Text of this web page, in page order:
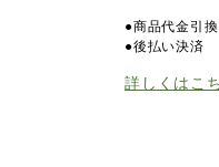
●商品代金引換
●後払い決
詳しくはこ